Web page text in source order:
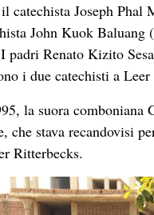
catechista Joseph
John Kuok
Renato Kizito
i due catechisti a
la suora comboniana
che stava recandovisi
Ritterbecks.